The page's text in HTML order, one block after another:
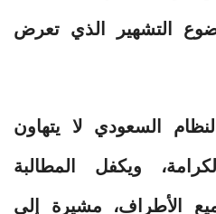
التشهير الذي تعرض
السعودي لا يتهاون
ويكفل المطالبة
الأطراف، مشيرة إلى